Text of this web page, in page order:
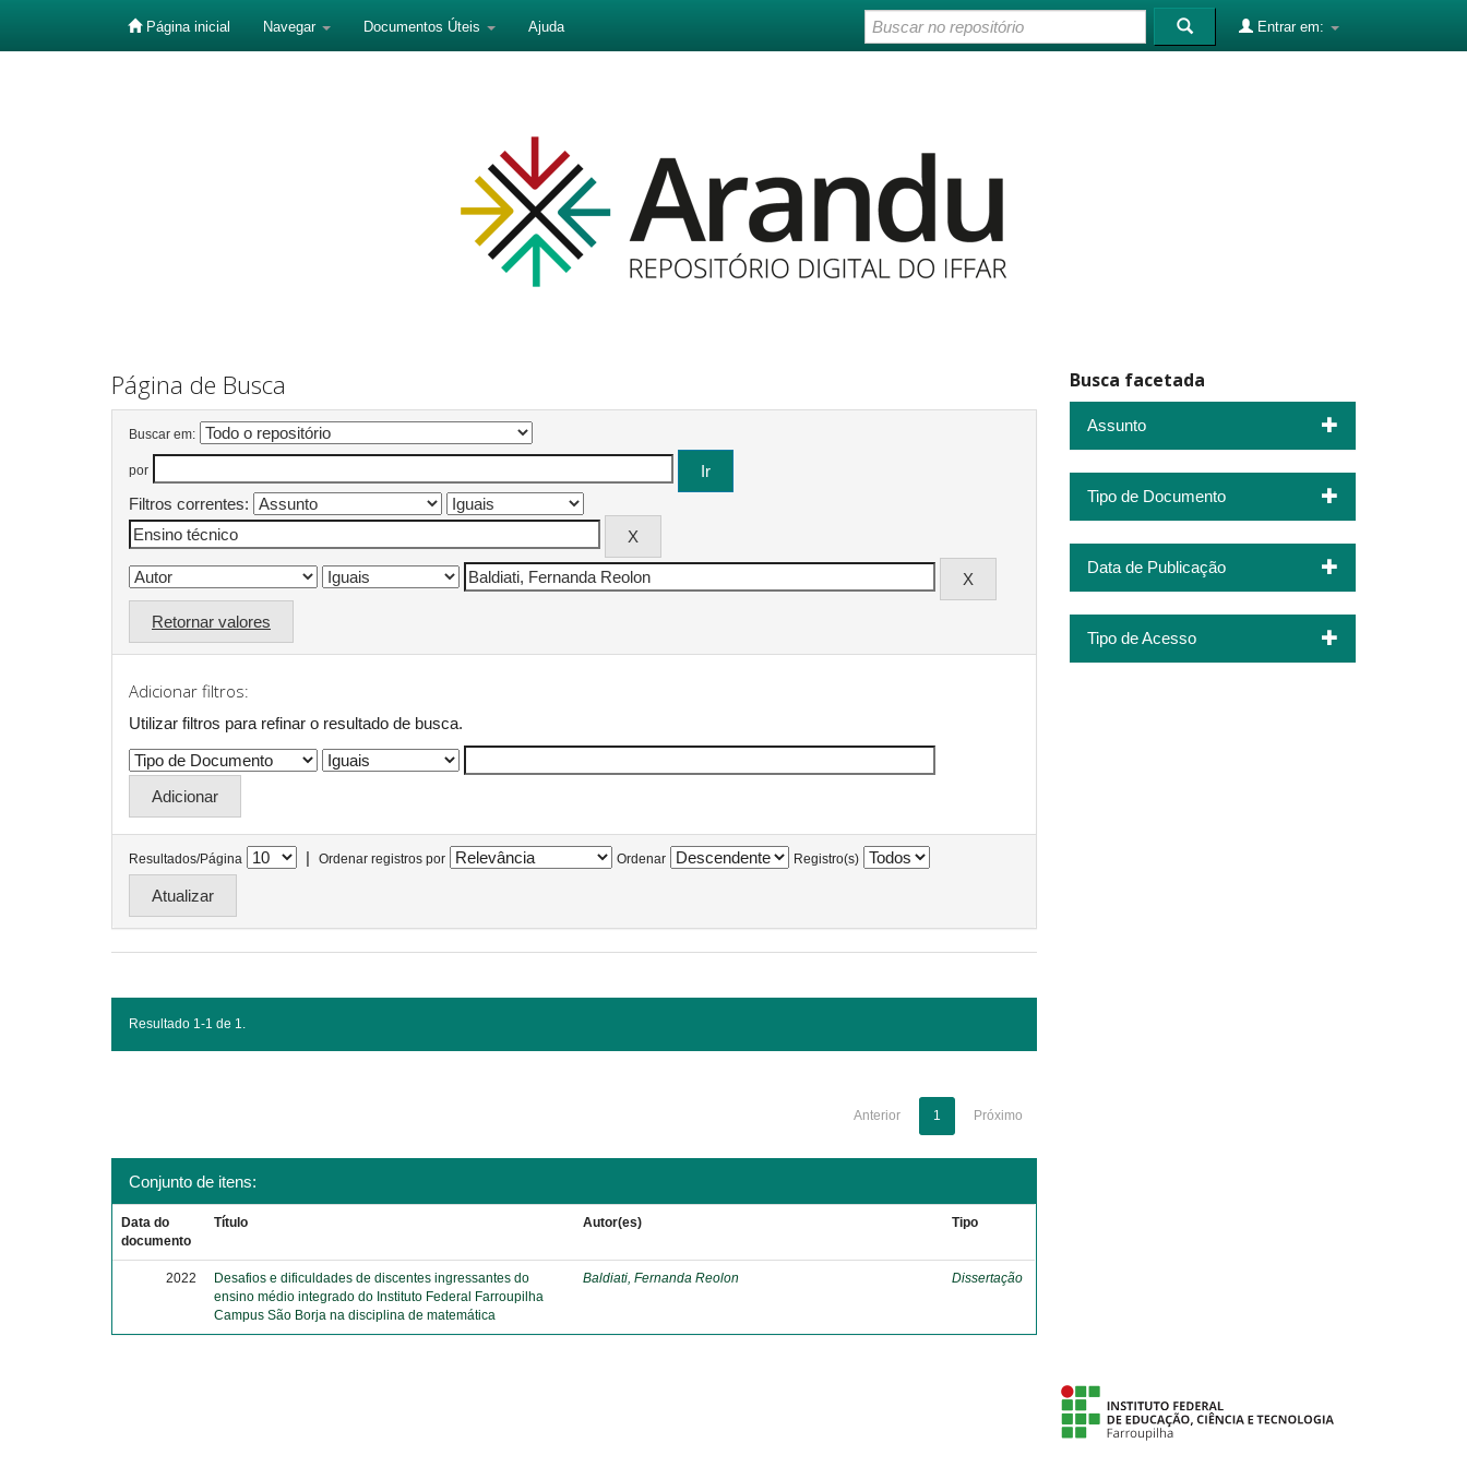
Página inicial Navegar Documentos Úteis Ajuda Entrar em:
Página de Busca
Buscar em:
por
Filtros correntes:
Retornar valores
Adicionar filtros:
Utilizar filtros para refinar o resultado de busca.
Resultados/Página | Ordenar registros por Ordenar Registro(s)
Resultado 1-1 de 1.
Anterior 1 Próximo
Conjunto de itens:
Data do
documento
Título Autor(es) Tipo
2022
Desafios e dificuldades de discentes ingressantes do
ensino médio integrado do Instituto Federal Farroupilha
Campus São Borja na disciplina de matemática
Baldiati, Fernanda Reolon Dissertação
Busca facetada
Assunto
Tipo de Documento
Data de Publicação
Tipo de Acesso